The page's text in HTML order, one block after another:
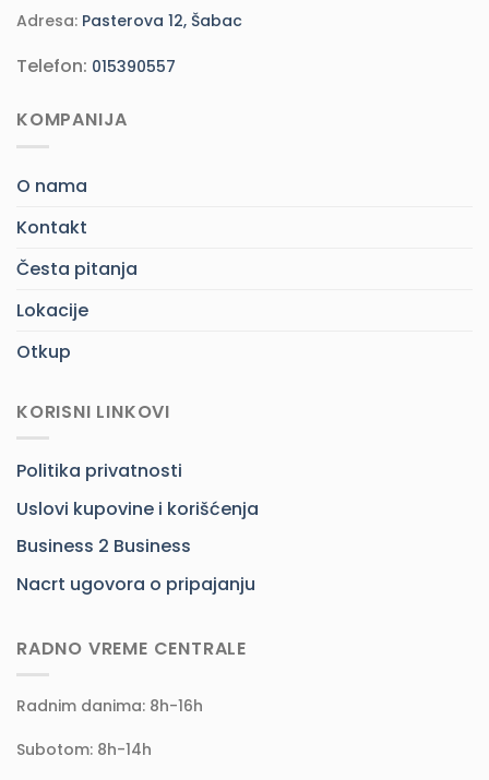
Adresa: Pasterova 12, Šabac
Telefon: 015390557
KOMPANIJA
O nama
Kontakt
Česta pitanja
Lokacije
Otkup
KORISNI LINKOVI
Politika privatnosti
Uslovi kupovine i korišćenja
Business 2 Business
Nacrt ugovora o pripajanju
RADNO VREME CENTRALE
Radnim danima: 8h-16h
Subotom: 8h-14h